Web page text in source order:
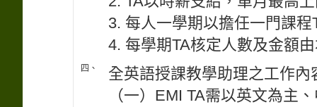
3. 每人一學期以擔任一門課程
4. 每學期TA核定人數及金額
四、
全英語授課教學助理之工作內
（一）EMI TA需以英文為主